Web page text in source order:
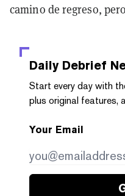
camino de regreso,
Daily Debrief
Start every day with
plus original features,
Your Email